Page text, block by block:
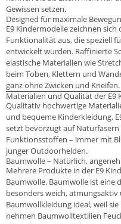
Gewissen setzen.
Designed für maximale
E9 Kindermodelle zeichnen
Funktionalität aus, die speziell
entwickelt wurden. Raffinierte
elastische Materialien wie
beim Toben, Klettern und
ganz ohne Zwicken und Kneifen.
Materialien und Qualität der E9
Qualitativ hochwertige
und bequeme Kinderkleidung.
setzt bevorzugt auf
Funktionsstoffen – immer mit
junger Outdoorhelden.
Baumwolle – Natürlich,
Mehrere Produkte in der E9
Baumwolle. Baumwolle ist eine
besonders weich,
Baumwollkleidung ideal, weil
nehmen Baumwolltextilien